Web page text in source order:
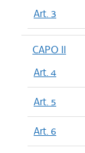
Art. 3
CAPO II
Art. 4
Art. 5
Art. 6